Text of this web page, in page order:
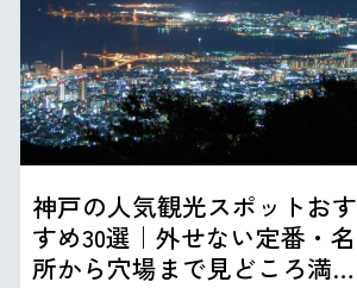
神戸の人気観光スポットおす
すめ30選｜外せない定番・名
所から穴場まで見どころ満載